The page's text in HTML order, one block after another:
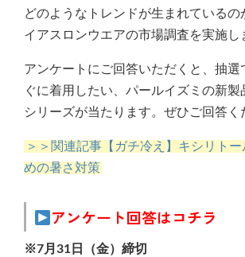
どのようなトレンドが生まれているの
イアスロンウエアの市場調査を実施し
アンケートにご回答いただくと、抽選
ぐに着用したい、パールイズミの新製
シリーズが当たります。ぜひご回答く
＞＞関連記事【ガチ冷え】キシリト
めの暑さ対策
アンケート回答はコチラ
※7月31日（金）締切